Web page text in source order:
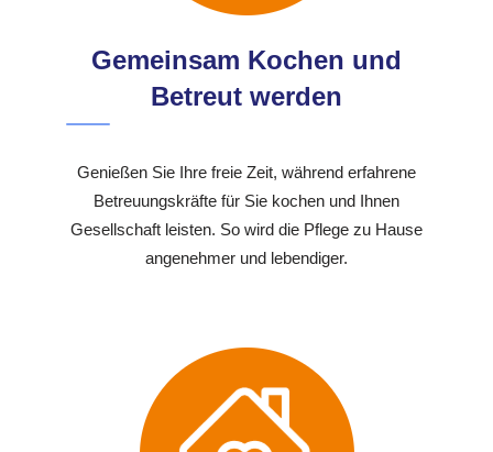
Gemeinsam Kochen und
Betreut werden
Genießen Sie Ihre freie Zeit, während erfahrene
Betreuungskräfte für Sie kochen und Ihnen
Gesellschaft leisten. So wird die Pflege zu Hause
angenehmer und lebendiger.